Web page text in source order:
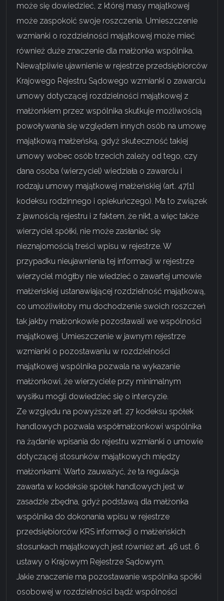
może się dowiedzieć, z której masy majątkowej
może zaspokoić swoje roszczenia. Umieszczenie
wzmianki o rozdzielności majątkowej może mieć
również duże znaczenie dla małżonka wspólnika.
Niewątpliwie ujawnienie w rejestrze przedsiębiorców
Krajowego Rejestru Sądowego wzmianki o zawarciu
umowy dotyczącej rozdzielności majątkowej z
małżonkiem przez wspólnika skutkuje możliwością
powoływania się względem innych osób na umowę
majątkową małżeńską, gdyż skuteczność takiej
umowy wobec osób trzecich zależy od tego, czy
dana osoba (wierzyciel) wiedziała o zawarciu i
rodzaju umowy majątkowej małżeńskiej (art. 47[1]
kodeksu rodzinnego i opiekuńczego). Ma to związek
z jawnością rejestru i z faktem, że nikt, a więc także
wierzyciel spółki, nie może zasłaniać się
nieznajomością treści wpisu w rejestrze. W
przypadku nieujawnienia tej informacji w rejestrze
wierzyciel mógłby nie wiedzieć o zawartej umowie
małżeńskiej ustanawiającej rozdzielność majątkową,
co umożliwiłoby mu dochodzenie swoich roszczeń
tak jakby małżonkowie pozostawali we wspólności
majątkowej. Umieszczenie w jawnym rejestrze
wzmianki o pozostawaniu w rozdzielności
majątkowej wspólnika pozwala na wykazanie
małżonkowi, że wierzyciele przy minimalnym
wysiłku mogli dowiedzieć się o intercyzie.
Ze względu na powyższe art. 27 kodeksu spółek
handlowych pozwala współmałżonkowi wspólnika
na żądanie wpisania do rejestru wzmianki o umowie
dotyczącej stosunków majątkowych między
małżonkami. Warto zauważyć, że ta regulacja
zawarta w kodeksie spółek handlowych jest w
zasadzie zbędna, gdyż podstawą dla małżonka
wspólnika do dokonania wpisu w rejestrze
przedsiębiorców KRS informacji o małżeńskich
stosunkach majątkowych jest również art. 46 ust. 6
ustawy o Krajowym Rejestrze Sądowym.
Jakie znaczenie ma pozostawanie wspólnika spółki
osobowej w rozdzielności bądź wspólności